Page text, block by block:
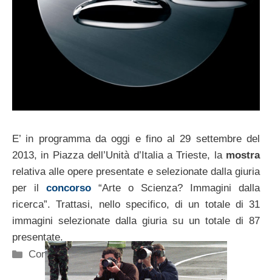
E’ in programma da oggi e fino al 29 settembre del
2013, in Piazza dell’Unità d’Italia a Trieste, la mostra
relativa alle opere presentate e selezionate dalla giuria
per il concorso “Arte o Scienza? Immagini dalla
ricerca”. Trattasi, nello specifico, di un totale di 31
immagini selezionate dalla giuria su un totale di 87
presentate.
Categorie
Concorsi